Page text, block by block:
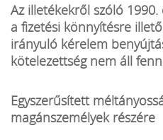
Az illetékekről szóló
a fizetési könnyítésre
irányuló kérelem
kötelezettség nem áll
Egyszerűsített
magánszemélyek részére